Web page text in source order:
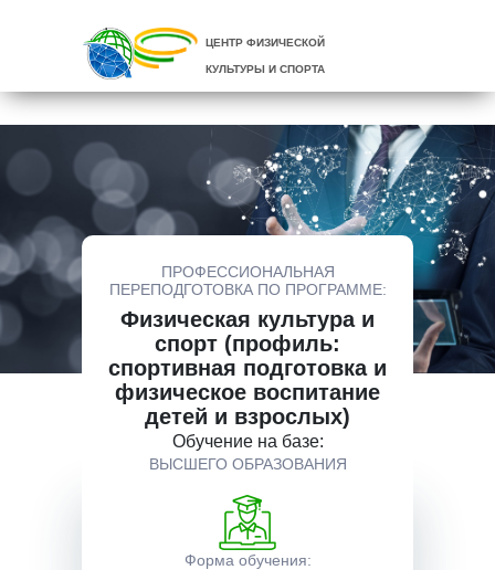
ЦЕНТР ФИЗИЧЕСКОЙ
КУЛЬТУРЫ И СПОРТА
ПРОФЕССИОНАЛЬНАЯ
ПЕРЕПОДГОТОВКА ПО ПРОГРАММЕ:
Физическая культура и
спорт (профиль:
спортивная подготовка и
физическое воспитание
детей и взрослых)
Обучение на базе:
ВЫСШЕГО ОБРАЗОВАНИЯ
Форма обучения:
Описание курса